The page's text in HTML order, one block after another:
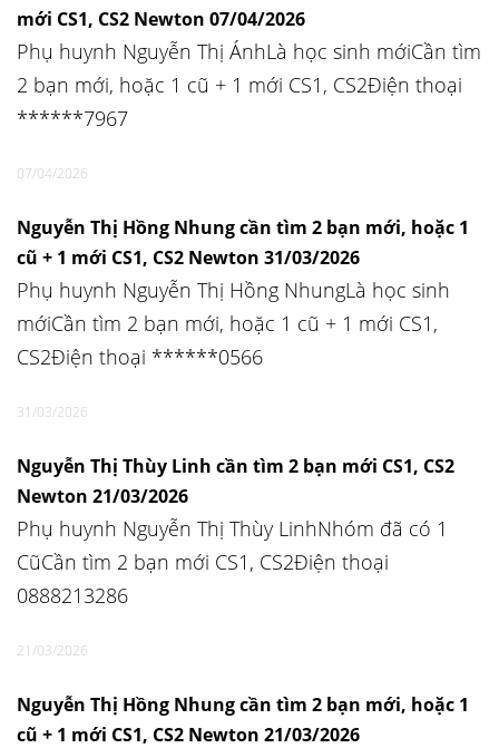
mới CS1, CS2 Newton 07/04/2026
Phụ huynh Nguyễn Thị ÁnhLà học sinh mớiCần tìm
2 bạn mới, hoặc 1 cũ + 1 mới CS1, CS2Điện thoại
******7967
07/04/2026
Nguyễn Thị Hồng Nhung cần tìm 2 bạn mới, hoặc 1
cũ + 1 mới CS1, CS2 Newton 31/03/2026
Phụ huynh Nguyễn Thị Hồng NhungLà học sinh
mớiCần tìm 2 bạn mới, hoặc 1 cũ + 1 mới CS1,
CS2Điện thoại ******0566
31/03/2026
Nguyễn Thị Thùy Linh cần tìm 2 bạn mới CS1, CS2
Newton 21/03/2026
Phụ huynh Nguyễn Thị Thùy LinhNhóm đã có 1
CũCần tìm 2 bạn mới CS1, CS2Điện thoại
0888213286
21/03/2026
Nguyễn Thị Hồng Nhung cần tìm 2 bạn mới, hoặc 1
cũ + 1 mới CS1, CS2 Newton 21/03/2026